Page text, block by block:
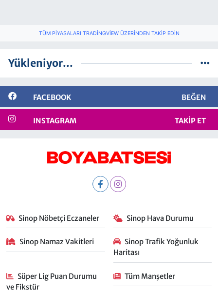
TÜM PIYASALARI TRADINGVIEW ÜZERINDEN TAKIP EDIN
Yükleniyor...
FACEBOOK BEĞEN
INSTAGRAM TAKIP ET
Sinop Nöbetçi Eczaneler Sinop Hava Durumu
Sinop Namaz Vakitleri
Sinop Trafik Yoğunluk
Haritası
Süper Lig Puan Durumu
ve Fikstür
Tüm Manşetler